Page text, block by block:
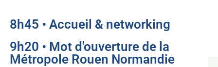
8h45 • Accueil & networking
9h20 • Mot d'ouverture de la
Métropole Rouen Normandie